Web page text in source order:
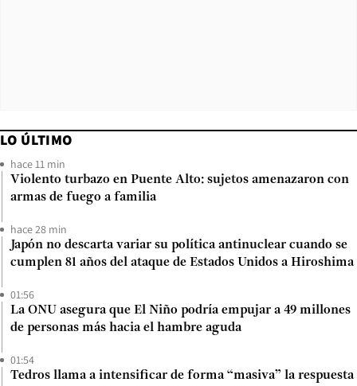
LO ÚLTIMO
hace 11 min
Violento turbazo en Puente Alto: sujetos amenazaron con
armas de fuego a familia
hace 28 min
Japón no descarta variar su política antinuclear cuando se
cumplen 81 años del ataque de Estados Unidos a Hiroshima
01:56
La ONU asegura que El Niño podría empujar a 49 millones
de personas más hacia el hambre aguda
01:54
Tedros llama a intensificar de forma “masiva” la respuesta